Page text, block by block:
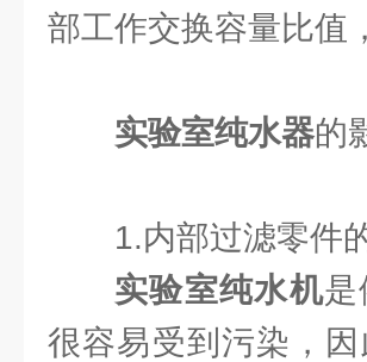
部工作交换容量比值
实验室纯水器的
1.内部过滤零件
实验室纯水机是
很容易受到污染，